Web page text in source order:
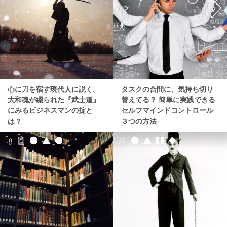
心に刀を宿す現代人に説く。
大和魂が綴られた『武士道』
にみるビジネスマンの掟と
は？
タスクの合間に、気持ち切り
替えてる？ 簡単に実践できる
セルフマインドコントロール
３つの方法